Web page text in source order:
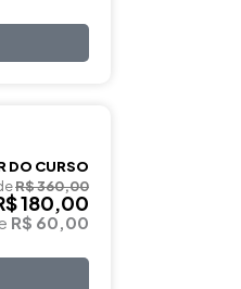
DO CURSO
R$ 360,00
180,00
R$ 60,00